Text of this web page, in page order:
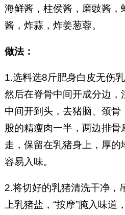
海鲜酱，柱侯酱，磨豉酱，
酱，炸蒜，炸姜葱蓉。
做法：
1.选料选8斤肥身白皮无伤
然后在脊骨中间开成分边，
中间开到头，去猪脑、颈
股的精瘦肉一半，两边排骨
走，保留在乳猪身上，厚的
容易入味。
2.将切好的乳猪清洗干净，
上乳猪盐，“按摩”腌入味